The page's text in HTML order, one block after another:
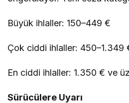
Büyük ihlaller: 150–449 €
Çok ciddi ihlaller: 450–1.349
En ciddi ihlaller: 1.350 € ve
Sürücülere Uyarı